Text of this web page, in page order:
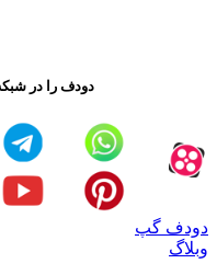
دودف را در
دودف گپ
وبلاگ